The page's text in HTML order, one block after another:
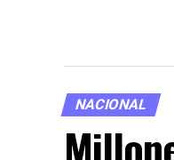
NACIONAL